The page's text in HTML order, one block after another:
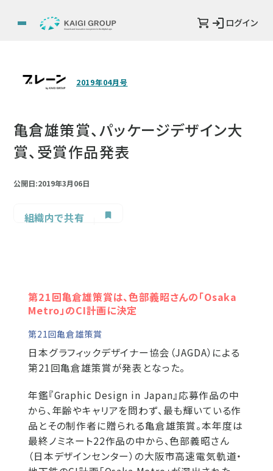
ログイン
2019年04月号
亀倉雄策賞、パッケージデザイン大
賞、受賞作品発表
公開日:2019年3月06日
組織内で共有
第21回亀倉雄策賞は、色部義昭さんの「Osaka
Metro」のCI計画に決定
第21回亀倉雄策賞
日本グラフィックデザイナー協会（JAGDA）による
第21回亀倉雄策賞が発表となった。
年鑑『Graphic Design in Japan』応募作品の中
から、年齢やキャリアを問わず、最も輝いている作
品とその制作者に贈られる亀倉雄策賞。本年度は
最終ノミネート22作品の中から、色部義昭さん
（日本デザインセンター）の大阪市高速電気軌道・